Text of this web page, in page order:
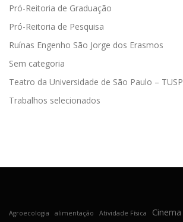
Pró-Reitoria de Graduação
Pró-Reitoria de Pesquisa
Ruínas Engenho São Jorge dos Erasmos
Sem categoria
Teatro da Universidade de São Paulo – TUSP
Trabalhos selecionados
Agroecologia alimentação Atividade Física Cinema